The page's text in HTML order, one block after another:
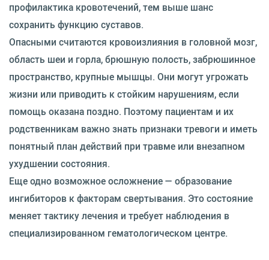
профилактика кровотечений, тем выше шанс
сохранить функцию суставов.
Опасными считаются кровоизлияния в головной мозг,
область шеи и горла, брюшную полость, забрюшинное
пространство, крупные мышцы. Они могут угрожать
жизни или приводить к стойким нарушениям, если
помощь оказана поздно. Поэтому пациентам и их
родственникам важно знать признаки тревоги и иметь
понятный план действий при травме или внезапном
ухудшении состояния.
Еще одно возможное осложнение — образование
ингибиторов к факторам свертывания. Это состояние
меняет тактику лечения и требует наблюдения в
специализированном гематологическом центре.